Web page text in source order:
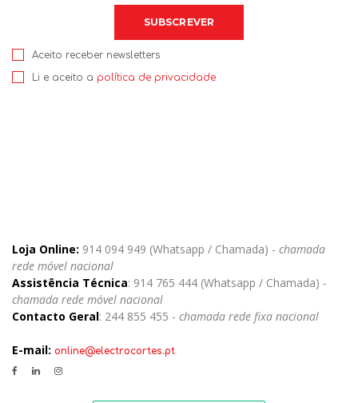
Aceito receber newsletters
Li e aceito a política de privacidade
Loja Online: 914 094 949 (Whatsapp / Chamada) - chamada
rede móvel nacional
Assistência Técnica: 914 765 444 (Whatsapp / Chamada) -
chamada rede móvel nacional
Contacto Geral: 244 855 455 - chamada rede fixa nacional
E-mail: online@electrocortes.pt